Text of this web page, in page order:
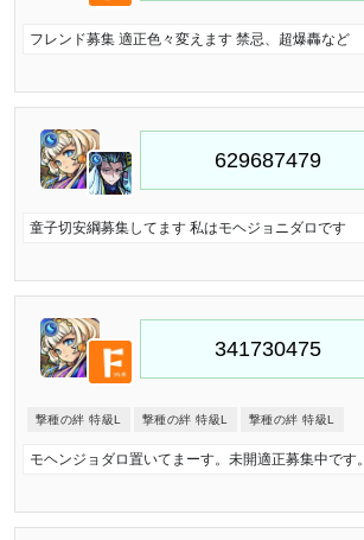
フレンド募集 適正色々変えます 禁忌、超爆轟など
童子切安綱募集してます 私はモヘジョニダロです
撃種の絆 特級L 撃種の絆 特級L 撃種の絆 特級L
モヘンジョダロ置いてまーす。未開適正募集中です。